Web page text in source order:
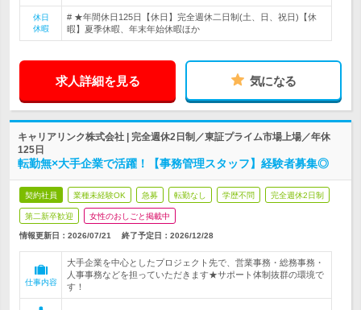
休日
休暇
# ★年間休日125日【休日】完全週休二日制(土、日、祝日)【休
暇】夏季休暇、年末年始休暇ほか
求人詳細を見る 気になる
キャリアリンク株式会社 | 完全週休2日制／東証プライム市場上場／年休
125日
転勤無×大手企業で活躍！【事務管理スタッフ】経験者募集◎
契約社員 業種未経験OK 急募 転勤なし 学歴不問 完全週休2日制
第二新卒歓迎 女性のおしごと掲載中
情報更新日：2026/07/21 終了予定日： 2026/12/28
仕事内容
大手企業を中心としたプロジェクト先で、営業事務・総務事務・
人事事務などを担っていただきます★サポート体制抜群の環境で
す！